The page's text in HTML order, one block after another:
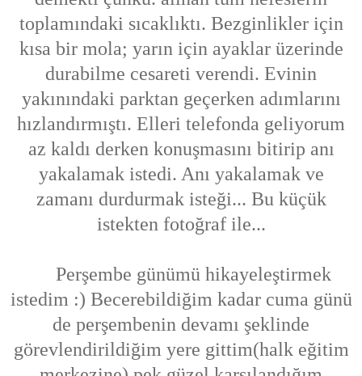
toplamındaki sıcaklıktı. Bezginlikler için
kısa bir mola; yarın için ayaklar üzerinde
durabilme cesareti verendi. Evinin
yakınındaki parktan geçerken adımlarını
hızlandırmıştı. Elleri telefonda geliyorum
az kaldı derken konuşmasını bitirip anı
yakalamak istedi. Anı yakalamak ve
zamanı durdurmak isteği... Bu küçük
istekten fotoğraf ile...
Perşembe günümü hikayeleştirmek
istedim :) Becerebildiğim kadar cuma günü
de perşembenin devamı şeklinde
görevlendirildiğim yere gittim(halk eğitim